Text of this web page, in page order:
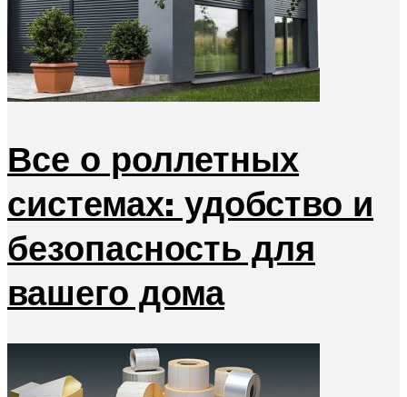
Все о роллетных
системах: удобство и
безопасность для
вашего дома